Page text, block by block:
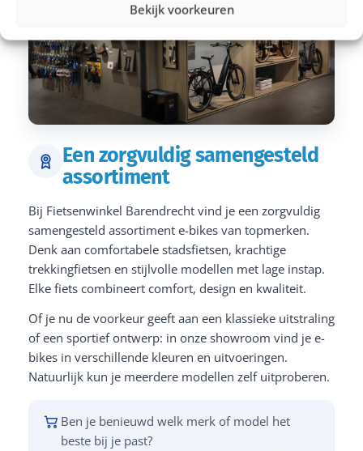
Bekijk voorkeuren
Een zorgvuldig samengesteld
assortiment
Bij Fietsenwinkel Barendrecht vind je een zorgvuldig
samengesteld assortiment e-bikes van topmerken.
Denk aan comfortabele stadsfietsen, krachtige
trekkingfietsen en stijlvolle modellen met lage instap.
Elke fiets combineert comfort, design en kwaliteit.
Of je nu de voorkeur geeft aan een klassieke uitstraling
of een sportief ontwerp: in onze showroom vind je e-
bikes in verschillende kleuren en uitvoeringen.
Natuurlijk kun je meerdere modellen zelf uitproberen.
Ben je benieuwd welk merk of model het
beste bij je past?